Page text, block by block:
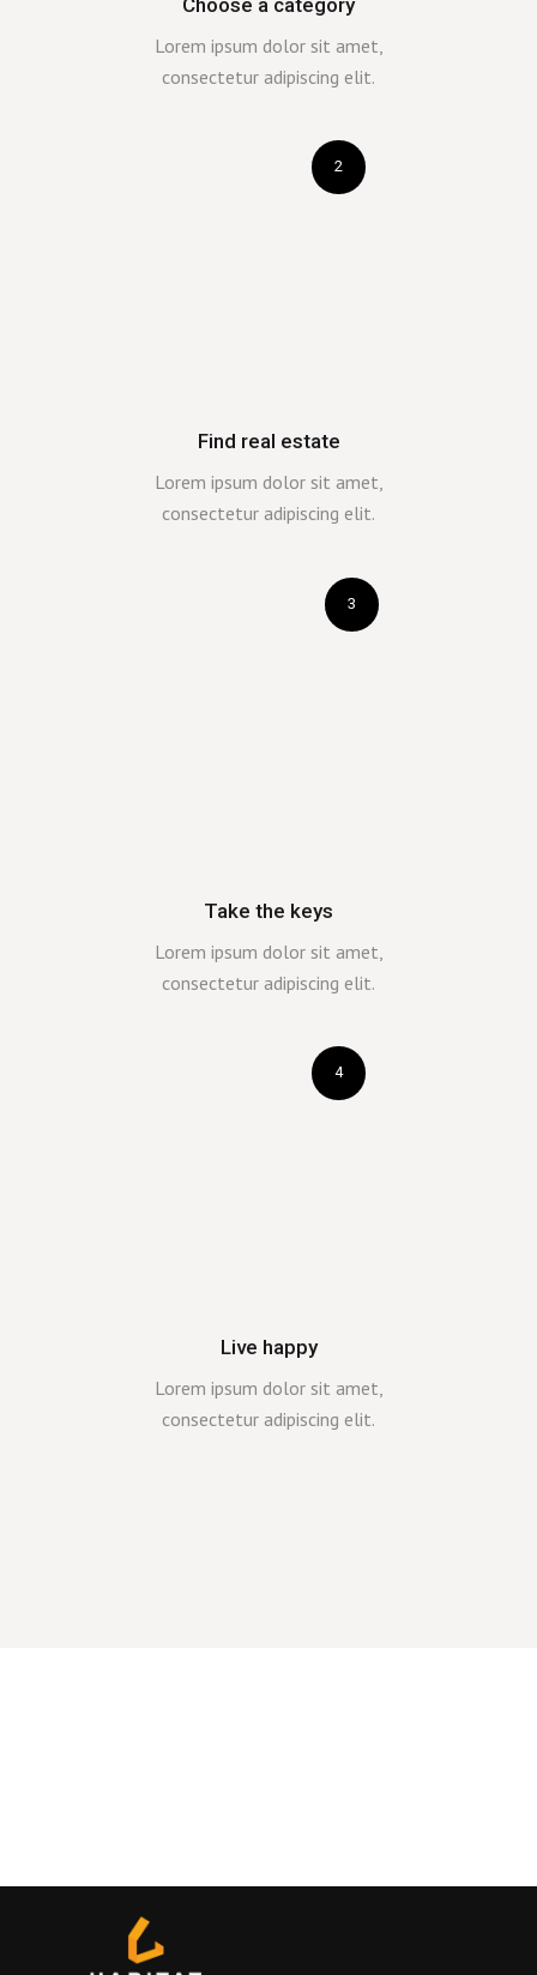
Lorem ipsum dolor sit amet,
consectetur adipiscing elit.
2
Find real estate
Lorem ipsum dolor sit amet,
consectetur adipiscing elit.
3
Take the keys
Lorem ipsum dolor sit amet,
consectetur adipiscing elit.
4
Live happy
Lorem ipsum dolor sit amet,
consectetur adipiscing elit.